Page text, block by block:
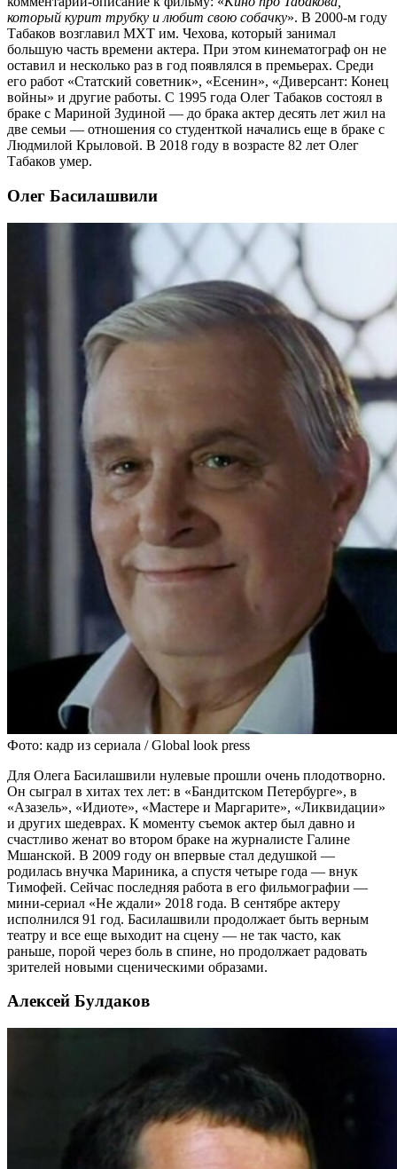
который курит трубку и любит свою собачку». В 2000-м году
Табаков возглавил МХТ им. Чехова, который занимал
большую часть времени актера. При этом кинематограф он не
оставил и несколько раз в год появлялся в премьерах. Среди
его работ «Статский советник», «Есенин», «Диверсант: Конец
войны» и другие работы. С 1995 года Олег Табаков состоял в
браке с Мариной Зудиной — до брака актер десять лет жил на
две семьи — отношения со студенткой начались еще в браке с
Людмилой Крыловой. В 2018 году в возрасте 82 лет Олег
Табаков умер.
Олег Басилашвили
Фото: кадр из сериала / Global look press
Для Олега Басилашвили нулевые прошли очень плодотворно.
Он сыграл в хитах тех лет: в «Бандитском Петербурге», в
«Азазель», «Идиоте», «Мастере и Маргарите», «Ликвидации»
и других шедеврах. К моменту съемок актер был давно и
счастливо женат во втором браке на журналисте Галине
Мшанской. В 2009 году он впервые стал дедушкой —
родилась внучка Мариника, а спустя четыре года — внук
Тимофей. Сейчас последняя работа в его фильмографии —
мини-сериал «Не ждали» 2018 года. В сентябре актеру
исполнился 91 год. Басилашвили продолжает быть верным
театру и все еще выходит на сцену — не так часто, как
раньше, порой через боль в спине, но продолжает радовать
зрителей новыми сценическими образами.
Алексей Булдаков